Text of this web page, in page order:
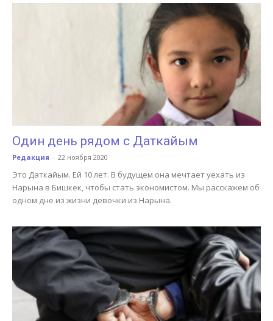
Один день рядом с Даткайым
Редакция - 22 ноября 2020
Это Даткайым. Ей 10 лет. В будущем она мечтает уехать из
Нарына в Бишкек, чтобы стать экономистом. Мы расскажем об
одном дне из жизни девочки из Нарына.